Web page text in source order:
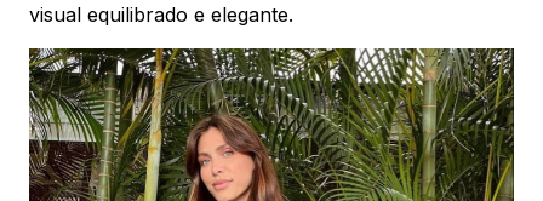
visual equilibrado e elegante.